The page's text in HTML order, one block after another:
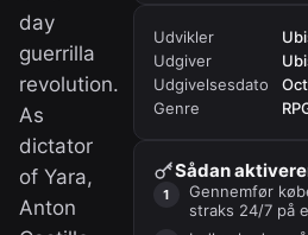
day
guerrilla
revolution.
As
dictator
of Yara,
Anton
Udvikler
Udgiver
Udgivelsesdato
Genre
Sådan
Gennemfør
straks 24/7 på